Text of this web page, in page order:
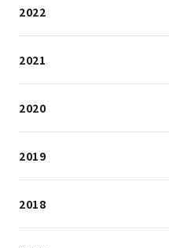
2022
2021
2020
2019
2018